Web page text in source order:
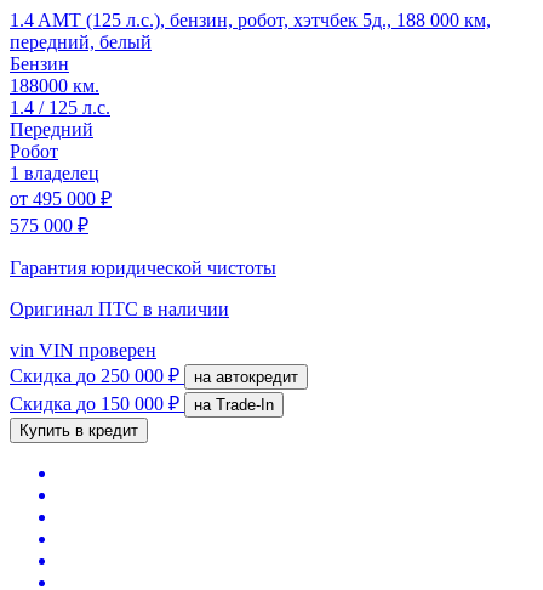
1.4 AMT (125 л.с.), бензин, робот, хэтчбек 5д., 188 000 км,
передний, белый
Бензин
188000 км.
1.4 / 125 л.с.
Передний
Робот
1 владелец
от 495 000 ₽
575 000 ₽
Гарантия юридической чистоты
Оригинал ПТС в наличии
vin VIN проверен
Скидка до 250 000 ₽ на автокредит
Скидка до 150 000 ₽
на Trade-In
Купить в кредит